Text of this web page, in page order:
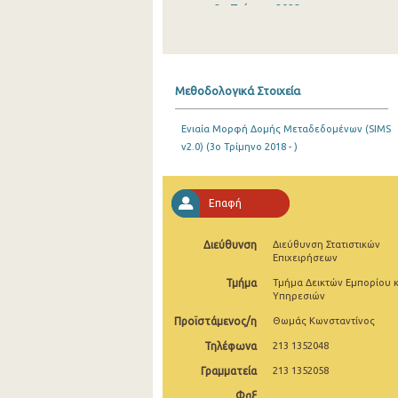
2o Τρίμηνο 2022
2o Τρίμηνο 2021
4o Τρίμηνο 2020
2o Τρίμηνο 2020
1o Τρίμηνο 2020
4o Τρίμηνο 2019
2o Τρίμηνο 2019
Μεθοδολογικά Στοιχεία
Ενιαία Μορφή Δομής Μεταδεδομένων (SIMS
v2.0) (3o Τρίμηνο 2018 - )
Επαφή
Διεύθυνση
Διεύθυνση Στατιστικών
Επιχειρήσεων
Τμήμα
Τμήμα Δεικτών Εμπορίου
Υπηρεσιών
Προϊστάμενος/η Θωμάς Κωνσταντίνος
Τηλέφωνα 213 1352048
Γραμματεία 213 1352058